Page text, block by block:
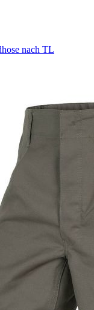
nach TL